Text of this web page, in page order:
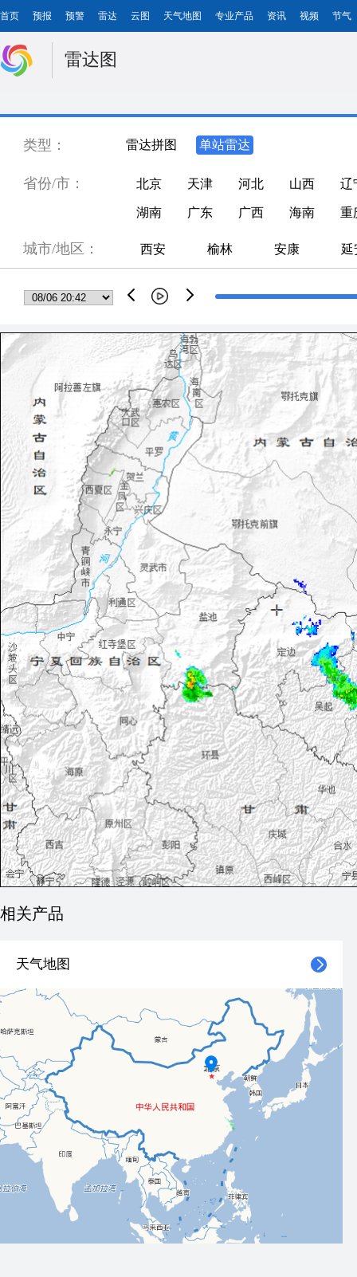
首页 预报 预警 雷达 云图 天气地图 专业产品 资讯 视频 节气
雷达图
类型： 雷达拼图 单站雷达
省份/市： 北京 天津 河北 山西 辽
湖南 广东 广西 海南 重
城市/地区： 西安 榆林 安康 延
相关产品
天气地图